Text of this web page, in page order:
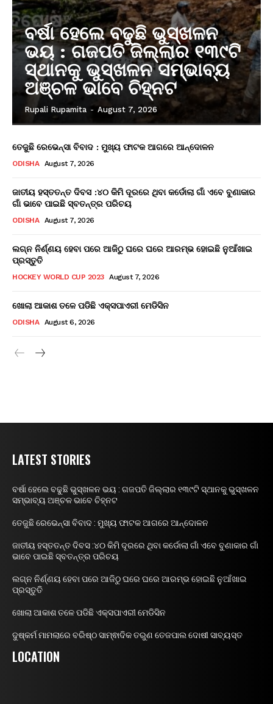
ବର୍ଷା ହେଲେ ବଢୁଛି ଭୁସ୍ଖଳନ
ଭୟ : ଗଜପତି ଜିଲ୍ଲାର ୧୩୯ଟି
ସ୍ଥାନକୁ ଭୁସ୍ଖଳନ ସମ୍ଭାବ୍ୟ
ଅଞ୍ଚଳ ଭାବେ ଚିହ୍ନଟ
Rupali Rupamita - August 7, 2026
ତେଜୁଛି ରେଭେନ୍ସା ବିବାଦ : ମୁଖ୍ୟ ଫାଟକ ଆଗରେ ଆନ୍ଦୋଳନ
ODISHA August 7, 2026
ଜାତୀୟ ହସ୍ତତନ୍ତ ଦିବସ :୪୦ କିମି ଦୂରରେ ଥିବା କର୍ଡୋଲା ଗାଁ ଏବେ ବୁଣାକାର
ଗାଁ ଭାବେ ପାଇଛି ସ୍ବତନ୍ତ୍ର ପରିଚୟ
ODISHA August 7, 2026
ଲଗ୍ନ ନିର୍ଣ୍ଣୟ ହେବା ପରେ ଆଜିଠୁ ଘରେ ଘରେ ଆରମ୍ଭ ହୋଇଛି ନୁଆଁଖାଇ
ପ୍ରସ୍ତୁତି
HOCKEY WORLD CUP 2023 August 7, 2026
ଖୋଲା ଆକାଶ ତଳେ ପଡିଛି ଏକ୍ସପାଏରୀ ମେଡିସିନ
ODISHA August 6, 2026
LATEST STORIES
ବର୍ଷା ହେଲେ ବଢୁଛି ଭୁସ୍ଖଳନ ଭୟ : ଗଜପତି ଜିଲ୍ଲାର ୧୩୯ଟି ସ୍ଥାନକୁ ଭୁସ୍ଖଳନ
ସମ୍ଭାବ୍ୟ ଅଞ୍ଚଳ ଭାବେ ଚିହ୍ନଟ
ତେଜୁଛି ରେଭେନ୍ସା ବିବାଦ : ମୁଖ୍ୟ ଫାଟକ ଆଗରେ ଆନ୍ଦୋଳନ
ଜାତୀୟ ହସ୍ତତନ୍ତ ଦିବସ :୪୦ କିମି ଦୂରରେ ଥିବା କର୍ଡୋଲା ଗାଁ ଏବେ ବୁଣାକାର ଗାଁ
ଭାବେ ପାଇଛି ସ୍ବତନ୍ତ୍ର ପରିଚୟ
ଲଗ୍ନ ନିର୍ଣ୍ଣୟ ହେବା ପରେ ଆଜିଠୁ ଘରେ ଘରେ ଆରମ୍ଭ ହୋଇଛି ନୁଆଁଖାଇ
ପ୍ରସ୍ତୁତି
ଖୋଲା ଆକାଶ ତଳେ ପଡିଛି ଏକ୍ସପାଏରୀ ମେଡିସିନ
ଦୁଷ୍କର୍ମ ମାମଲାରେ ବରିଷ୍ଠ ସାମ୍ଵାଦିକ ତରୁଣ ତେଜପାଲ ଦୋଷୀ ସାବ୍ୟସ୍ତ
LOCATION